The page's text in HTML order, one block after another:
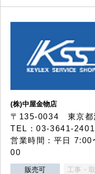
(株)中屋金物店
〒135-0034 東京都
TEL：03-3641-
営業時間：平日
00
販売可 工事・